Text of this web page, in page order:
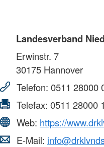
Landesverband
Erwinstr. 7
30175 Hannover
Telefon: 0511 28000
Telefax: 0511 28000
Web: https://
E-Mail: